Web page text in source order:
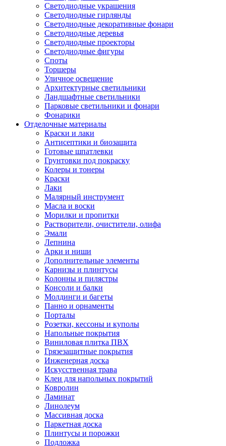
Светодиодные украшения
Светодиодные гирлянды
Светодиодные декоративные фонари
Светодиодные деревья
Светодиодные проекторы
Светодиодные фигуры
Споты
Торшеры
Уличное освещение
Архитектурные светильники
Ландшафтные светильники
Парковые светильники и фонари
Фонарики
Отделочные материалы
Краски и лаки
Антисептики и биозащита
Готовые шпатлевки
Грунтовки под покраску
Колеры и тонеры
Краски
Лаки
Малярный инструмент
Масла и воски
Морилки и пропитки
Растворители, очистители, олифа
Эмали
Лепнина
Арки и ниши
Дополнительные элементы
Карнизы и плинтусы
Колонны и пилястры
Консоли и балки
Молдинги и багеты
Панно и орнаменты
Порталы
Розетки, кессоны и куполы
Напольные покрытия
Виниловая плитка ПВХ
Грязезащитные покрытия
Инженерная доска
Искусственная трава
Клеи для напольных покрытий
Ковролин
Ламинат
Линолеум
Массивная доска
Паркетная доска
Плинтусы и порожки
Подложка